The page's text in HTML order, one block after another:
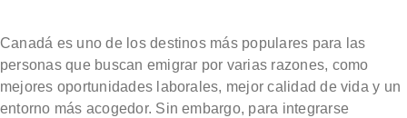
Canadá es uno de los destinos más populares para las
personas que buscan emigrar por varias razones, como
mejores oportunidades laborales, mejor calidad de vida y un
entorno más acogedor. Sin embargo, para integrarse